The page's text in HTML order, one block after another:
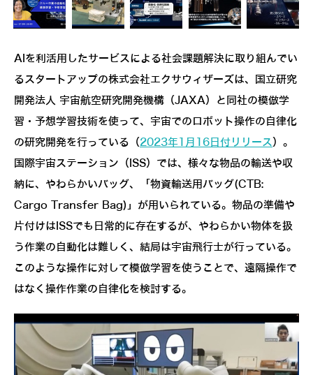
AIを利活用したサービスによる社会課題解決に取り組んでい
るスタートアップの株式会社エクサウィザーズは、国立研究
開発法人 宇宙航空研究開発機構（JAXA）と同社の模倣学
習・予想学習技術を使って、宇宙でのロボット操作の自律化
の研究開発を行っている（2023年1月16日付リリース）。
国際宇宙ステーション（ISS）では、様々な物品の輸送や収
納に、やわらかいバッグ、「物資輸送用バッグ(CTB:
Cargo Transfer Bag)」が用いられている。物品の準備や
片付けはISSでも日常的に存在するが、やわらかい物体を扱
う作業の自動化は難しく、結局は宇宙飛行士が行っている。
このような操作に対して模倣学習を使うことで、遠隔操作で
はなく操作作業の自律化を検討する。